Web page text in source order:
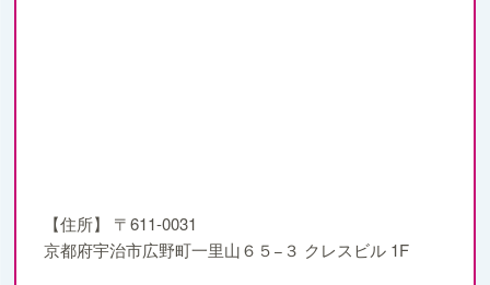
【住所】
〒611-0031
京都府宇治市広野町一里山６５−３ クレスビル 1F